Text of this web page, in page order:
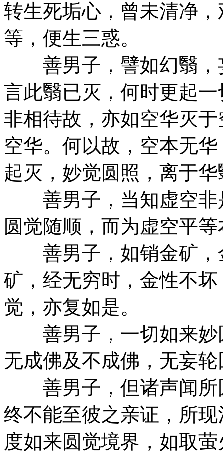
转生死垢心，曾未清净
等，便生三惑。
善男子，譬如幻翳，
言此翳已灭，何时更起
非相待故，亦如空华灭
空华。何以故，空本无
起灭，妙觉圆照，离于华
善男子，当知虚空非
圆觉随顺，而为虚空平
善男子，如销金矿，
矿，经无穷时，金性不
觉，亦复如是。
善男子，一切如来妙
无成佛及不成佛，无妄
善男子，但诸声闻所
终不能至彼之亲证，所
度如来圆觉境界，如取